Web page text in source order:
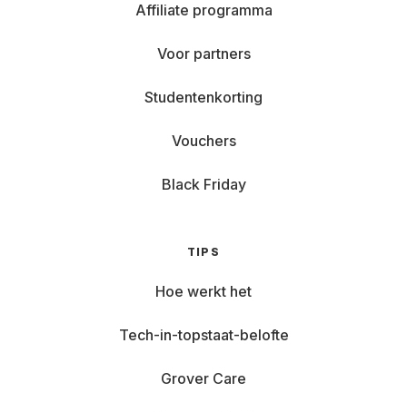
Affiliate programma
Voor partners
Studentenkorting
Vouchers
Black Friday
TIPS
Hoe werkt het
Tech-in-topstaat-belofte
Grover Care